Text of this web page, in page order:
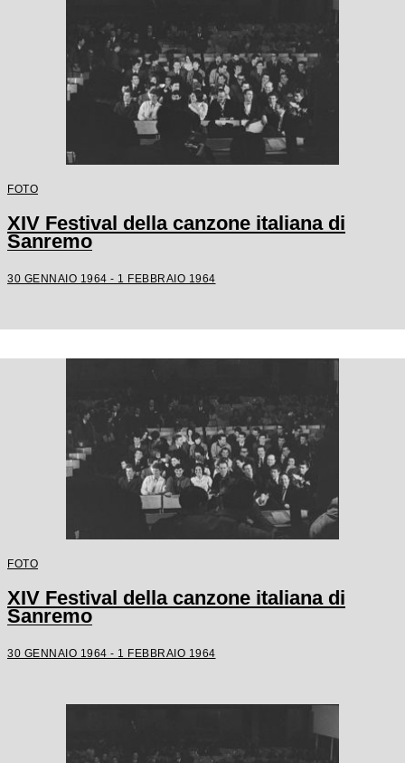
FOTO
XIV Festival della canzone italiana di
Sanremo
30 GENNAIO 1964 - 1 FEBBRAIO 1964
FOTO
XIV Festival della canzone italiana di
Sanremo
30 GENNAIO 1964 - 1 FEBBRAIO 1964